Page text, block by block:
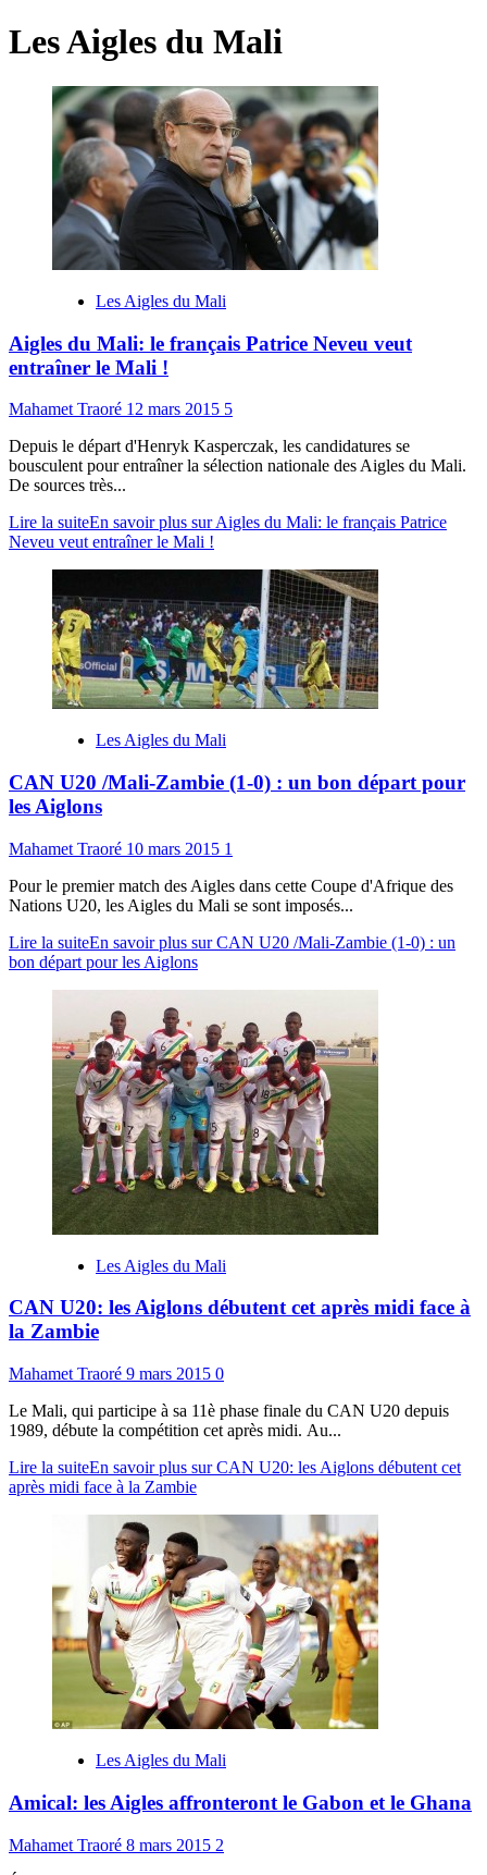
Les Aigles du Mali
Les Aigles du Mali
Aigles du Mali: le français Patrice Neveu veut
entraîner le Mali !
Mahamet Traoré 12 mars 2015 5
Depuis le départ d'Henryk Kasperczak, les candidatures se
bousculent pour entraîner la sélection nationale des Aigles du Mali.
De sources très...
Lire la suiteEn savoir plus sur Aigles du Mali: le français Patrice
Neveu veut entraîner le Mali !
Les Aigles du Mali
CAN U20 /Mali-Zambie (1-0) : un bon départ pour
les Aiglons
Mahamet Traoré 10 mars 2015 1
Pour le premier match des Aigles dans cette Coupe d'Afrique des
Nations U20, les Aigles du Mali se sont imposés...
Lire la suiteEn savoir plus sur CAN U20 /Mali-Zambie (1-0) : un
bon départ pour les Aiglons
Les Aigles du Mali
CAN U20: les Aiglons débutent cet après midi face à
la Zambie
Mahamet Traoré 9 mars 2015 0
Le Mali, qui participe à sa 11è phase finale du CAN U20 depuis
1989, débute la compétition cet après midi. Au...
Lire la suiteEn savoir plus sur CAN U20: les Aiglons débutent cet
après midi face à la Zambie
Les Aigles du Mali
Amical: les Aigles affronteront le Gabon et le Ghana
Mahamet Traoré 8 mars 2015 2